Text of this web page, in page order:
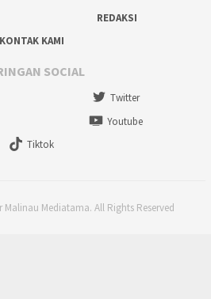
REDAKSI
KONTAK KAMI
SOCIAL
Twitter
Youtube
Tiktok
Malinau Mediatama. All Rights Reserved